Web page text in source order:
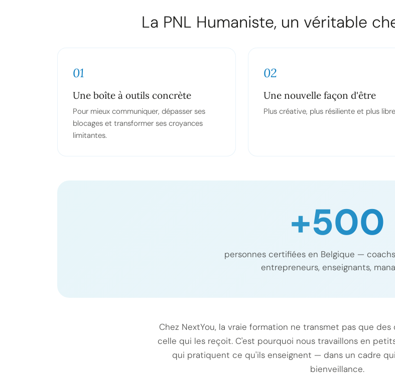
La PNL Humaniste, un véritable
01
Une boîte à outils concrète
Pour mieux communiquer, dépasser ses
blocages et transformer ses croyances
limitantes.
02
Une nouvelle façon d'être
Plus créative, plus résiliente et plus
+500
personnes certifiées en Belgique —
entrepreneurs, enseignants,
Chez NextYou, la vraie formation ne transmet pas que
celle qui les reçoit. C'est pourquoi nous travaillons en
qui pratiquent ce qu'ils enseignent — dans un cadre
bienveillance.